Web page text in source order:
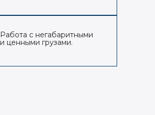
Работа с негабаритными
и ценными грузами.